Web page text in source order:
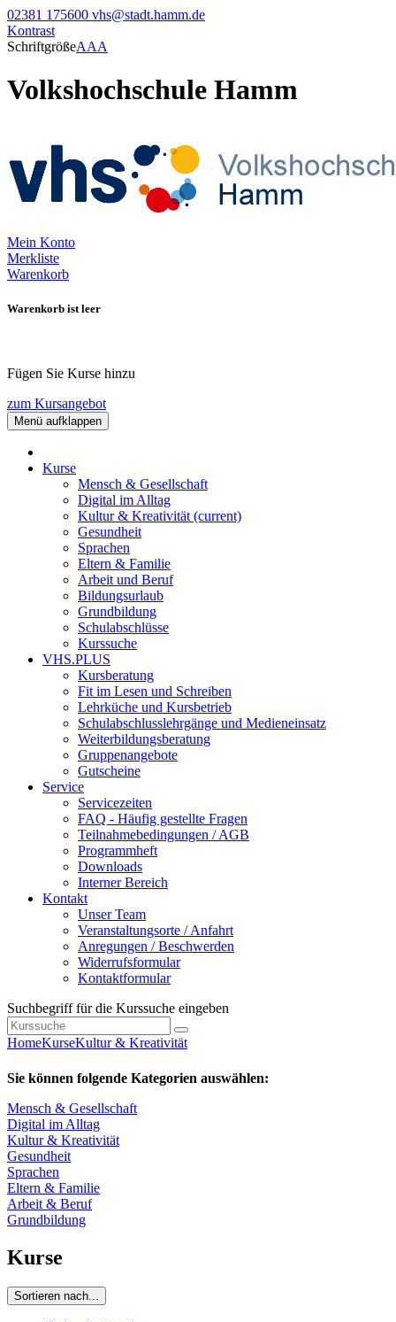
02381 175600 vhs@stadt.hamm.de
Kontrast
SchriftgrößeAAA
Volkshochschule Hamm
Mein Konto
Merkliste
Warenkorb
Warenkorb ist leer
Fügen Sie Kurse hinzu
zum Kursangebot
Menü aufklappen
Kurse
Mensch & Gesellschaft
Digital im Alltag
Kultur & Kreativität (current)
Gesundheit
Sprachen
Eltern & Familie
Arbeit und Beruf
Bildungsurlaub
Grundbildung
Schulabschlüsse
Kurssuche
VHS.PLUS
Kursberatung
Fit im Lesen und Schreiben
Lehrküche und Kursbetrieb
Schulabschlusslehrgänge und Medieneinsatz
Weiterbildungsberatung
Gruppenangebote
Gutscheine
Service
Servicezeiten
FAQ - Häufig gestellte Fragen
Teilnahmebedingungen / AGB
Programmheft
Downloads
Interner Bereich
Kontakt
Unser Team
Veranstaltungsorte / Anfahrt
Anregungen / Beschwerden
Widerrufsformular
Kontaktformular
Suchbegriff für die Kurssuche eingeben
HomeKurseKultur & Kreativität
Sie können folgende Kategorien auswählen:
Mensch & Gesellschaft
Digital im Alltag
Kultur & Kreativität
Gesundheit
Sprachen
Eltern & Familie
Arbeit & Beruf
Grundbildung
Kurse
Sortieren nach...